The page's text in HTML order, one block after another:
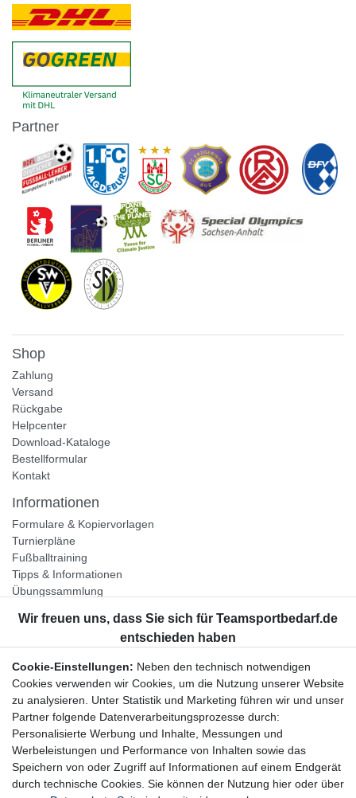
Partner
Shop
Zahlung
Versand
Rückgabe
Helpcenter
Download-Kataloge
Bestellformular
Kontakt
Informationen
Formulare & Kopiervorlagen
Turnierpläne
Fußballtraining
Tipps & Informationen
Übungssammlung
Unternehmen
Widerrufsrecht
Bestellung widerrufen
Datenschutzerklärung
AGB
Impressum
Newsletter
Cookie-Einstellungen: Neben den technisch notwendigen
Cookies verwenden wir Cookies, um die Nutzung unserer Website
zu analysieren. Unter Statistik und Marketing führen wir und unser
Partner folgende Datenverarbeitungsprozesse durch:
Personalisierte Werbung und Inhalte, Messungen und
Werbeleistungen und Performance von Inhalten sowie das
Speichern von oder Zugriff auf Informationen auf einem Endgerät
durch technische Cookies. Sie können der Nutzung hier oder über